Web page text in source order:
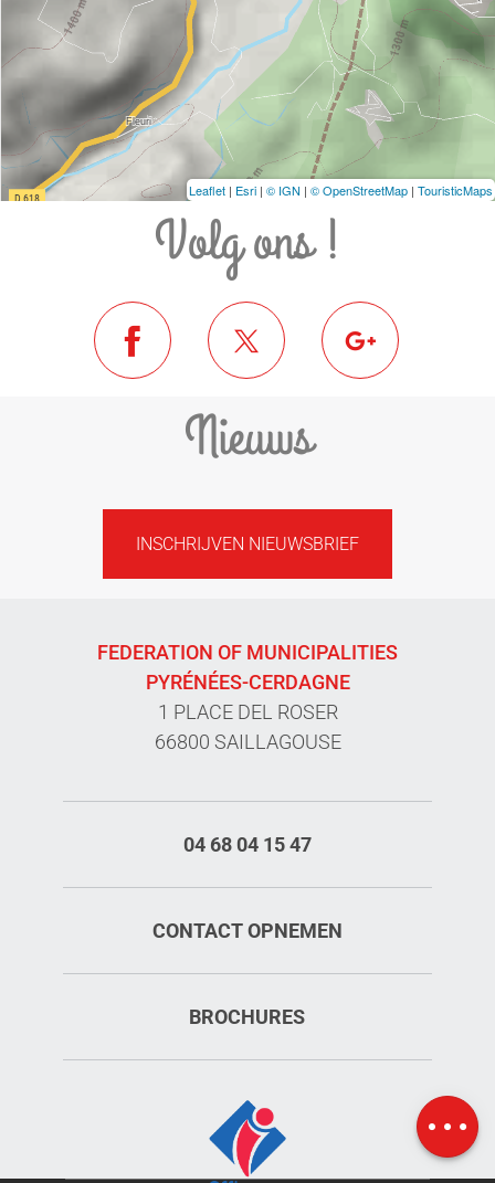
Kaart
Leaflet | Esri | © IGN | © OpenStreetMap | TouristicMaps
Volg ons !
Nieuws
INSCHRIJVEN NIEUWSBRIEF
FEDERATION OF MUNICIPALITIES
PYRÉNÉES-CERDAGNE
1 PLACE DEL ROSER
66800 SAILLAGOUSE
04 68 04 15 47
CONTACT OPNEMEN
BROCHURES